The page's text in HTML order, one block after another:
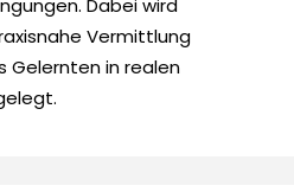
Vermittlung
Gelernten in realen